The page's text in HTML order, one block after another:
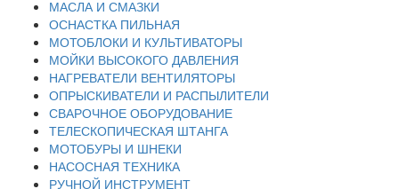
МАСЛА И СМАЗКИ
ОСНАСТКА ПИЛЬНАЯ
МОТОБЛОКИ И КУЛЬТИВАТОРЫ
МОЙКИ ВЫСОКОГО ДАВЛЕНИЯ
НАГРЕВАТЕЛИ ВЕНТИЛЯТОРЫ
ОПРЫСКИВАТЕЛИ И РАСПЫЛИТЕЛИ
СВАРОЧНОЕ ОБОРУДОВАНИЕ
ТЕЛЕСКОПИЧЕСКАЯ ШТАНГА
МОТОБУРЫ И ШНЕКИ
НАСОСНАЯ ТЕХНИКА
РУЧНОЙ ИНСТРУМЕНТ